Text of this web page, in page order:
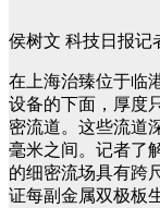
侯树文 科技日报记
在上海治臻位于临
设备的下面，厚度
密流道。这些流道
毫米之间。记者了
的细密流场具有跨
证每副金属双极板